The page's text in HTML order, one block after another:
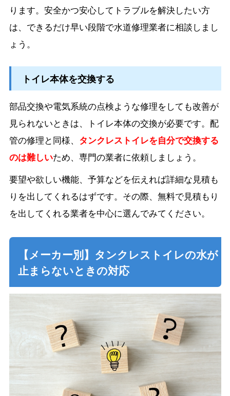
ります。安全かつ安心してトラブルを解決したい方
は、できるだけ早い段階で水道修理業者に相談しまし
ょう。
トイレ本体を交換する
部品交換や電気系統の点検ような修理をしても改善が
見られないときは、トイレ本体の交換が必要です。配
管の修理と同様、 タンクレストイレを自分で交換する
のは難しいため、専門の業者に依頼しましょう。
要望や欲しい機能、予算などを伝えれば詳細な見積も
りを出してくれるはずです。その際、無料で見積もり
を出してくれる業者を中心に選んでみてください。
【メーカー別】タンクレストイレの水が
止まらないときの対応